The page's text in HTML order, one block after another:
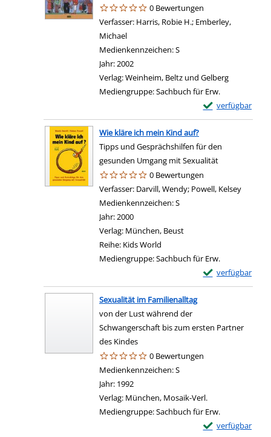
0 Bewertungen
Verfasser: Harris, Robie H.; Emberley,
Michael
Medienkennzeichen:S
Jahr:2002
Verlag:Weinheim, Beltz und Gelberg
Mediengruppe:Sachbuch für Erw.
verfügbar
Exemplar-
Wie kläre ich mein Kind auf?
Tipps und Gesprächshilfen für den
gesunden Umgang mit Sexualität
0 Bewertungen
Verfasser: Darvill, Wendy; Powell, Kelsey
Medienkennzeichen:S
Jahr:2000
Verlag: München, Beust
Reihe: Kids World
Mediengruppe:Sachbuch für Erw.
verfügbar
Exemplar-Details
Sexualität im Familienalltag
von der Lust während der
Schwangerschaft bis zum ersten Partner
des Kindes
0 Bewertungen
Suche nach diesem Verfasser
Medienkennzeichen:S
Jahr: 1992
Verlag: München, Mosaik-Verl.
Mediengruppe:Sachbuch für Erw.
verfügbar
Exemplar-Details